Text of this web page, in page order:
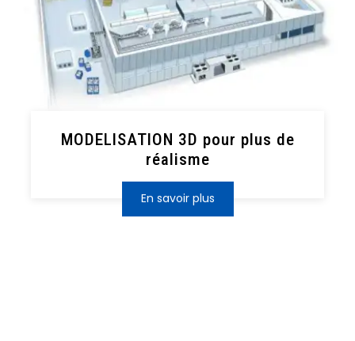
MODELISATION 3D pour plus de
réalisme
En savoir plus